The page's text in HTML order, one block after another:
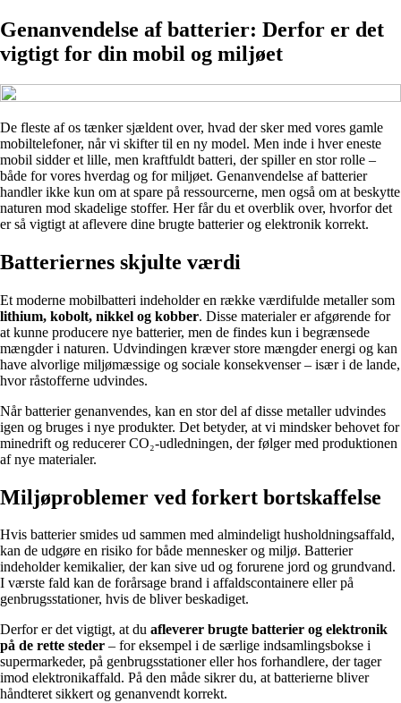
Genanvendelse af batterier: Derfor er det
vigtigt for din mobil og miljøet
De fleste af os tænker sjældent over, hvad der sker med vores gamle
mobiltelefoner, når vi skifter til en ny model. Men inde i hver eneste
mobil sidder et lille, men kraftfuldt batteri, der spiller en stor rolle –
både for vores hverdag og for miljøet. Genanvendelse af batterier
handler ikke kun om at spare på ressourcerne, men også om at beskytte
naturen mod skadelige stoffer. Her får du et overblik over, hvorfor det
er så vigtigt at aflevere dine brugte batterier og elektronik korrekt.
Batteriernes skjulte værdi
Et moderne mobilbatteri indeholder en række værdifulde metaller som
lithium, kobolt, nikkel og kobber. Disse materialer er afgørende for
at kunne producere nye batterier, men de findes kun i begrænsede
mængder i naturen. Udvindingen kræver store mængder energi og kan
have alvorlige miljømæssige og sociale konsekvenser – især i de lande,
hvor råstofferne udvindes.
Når batterier genanvendes, kan en stor del af disse metaller udvindes
igen og bruges i nye produkter. Det betyder, at vi mindsker behovet for
minedrift og reducerer CO₂-udledningen, der følger med produktionen
af nye materialer.
Miljøproblemer ved forkert bortskaffelse
Hvis batterier smides ud sammen med almindeligt husholdningsaffald,
kan de udgøre en risiko for både mennesker og miljø. Batterier
indeholder kemikalier, der kan sive ud og forurene jord og grundvand.
I værste fald kan de forårsage brand i affaldscontainere eller på
genbrugsstationer, hvis de bliver beskadiget.
Derfor er det vigtigt, at du afleverer brugte batterier og elektronik
på de rette steder – for eksempel i de særlige indsamlingsbokse i
supermarkeder, på genbrugsstationer eller hos forhandlere, der tager
imod elektronikaffald. På den måde sikrer du, at batterierne bliver
håndteret sikkert og genanvendt korrekt.